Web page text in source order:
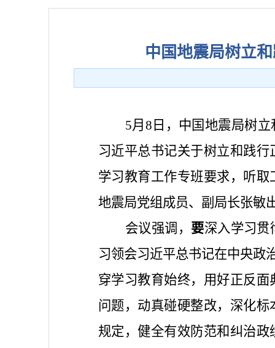
中国地震局树立
5月8日，中国地震局树
习近平总书记关于树立和践
学习教育工作专班要求，听
地震局党组成员、副局长张敏
会议强调， 要深入学习贯
习领会习近平总书记在中央政
穿学习教育始终，用好正反
问题，动真碰硬整改，深化
规定，健全有效防范和纠治